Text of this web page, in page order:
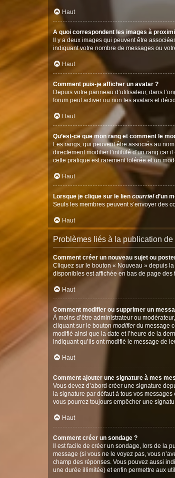
Haut
A quoi correspondent les images à
Il y a deux images qui peuvent être
indiquant votre nombre de messages ou
Haut
Comment puis-je afficher un avatar ?
Depuis votre panneau d’utilisateur, dans
forum peut activer ou non les avatars et
Haut
Qu’est-ce que mon rang et comment le
Les rangs, qui peuvent être associés au
directement modifier l’intitulé d’un rang car
cette pratique est rarement tolérée et un
Haut
Lorsque je clique sur le lien courrield’un
Seuls les membres peuvent s’envoyer des
Haut
Problèmes liés à la publication
Comment créer un nouveau sujet ou
Cliquez sur le bouton « Nouveau » depuis
disponibles est affichée en bas de page des
Haut
Comment modifier ou supprimer un
À moins d’être administrateur ou
cliquant sur le bouton modifierdu message
modifié ainsi que la date et l’heure de la
indiquant qu’ils ont modifié le message de
Haut
Comment ajouter une signature à mes
Vous devez d’abord créer une signature
la signature par défaut à tous vos
vous pourrez toujours empêcher une
Haut
Comment créer un sondage ?
Il est facile de créer un sondage, lors de la
message (si vous ne le voyez pas, vous
champ des réponses. Vous pouvez aussi
une durée illimitée) et enfin permettre aux